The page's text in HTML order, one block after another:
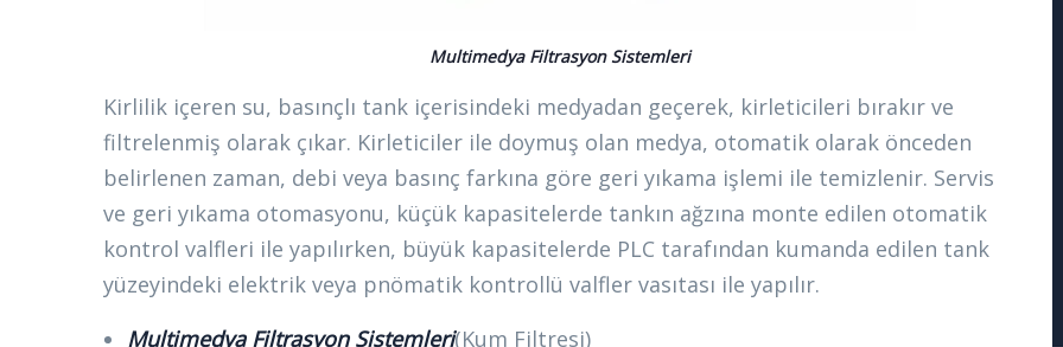
Multimedya Filtrasyon Sistemleri
Kirlilik içeren su, basınçlı tank içerisindeki medyadan geçerek, kirleticileri bırakır ve
filtrelenmiş olarak çıkar. Kirleticiler ile doymuş olan medya, otomatik olarak önceden
belirlenen zaman, debi veya basınç farkına göre geri yıkama işlemi ile temizlenir. Servis
ve geri yıkama otomasyonu, küçük kapasitelerde tankın ağzına monte edilen otomatik
kontrol valfleri ile yapılırken, büyük kapasitelerde PLC tarafından kumanda edilen tank
yüzeyindeki elektrik veya pnömatik kontrollü valfler vasıtası ile yapılır.
Multimedya Filtrasyon Sistemleri(Kum Filtresi)